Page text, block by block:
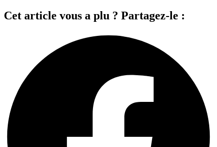
Cet article vous a plu ? Partagez-le :